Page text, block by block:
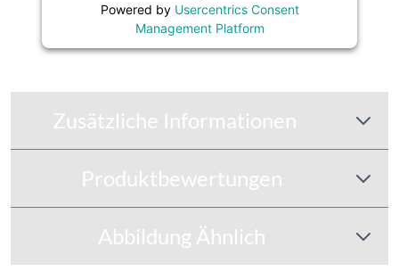
Powered by Usercentrics Consent
Management Platform
Zusätzliche Informationen
Produktbewertungen
Abbildung Ähnlich